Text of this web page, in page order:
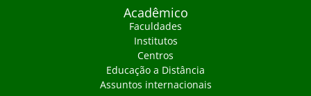
Acadêmico
Faculdades
Institutos
Centros
Educação a Distância
Assuntos internacionais